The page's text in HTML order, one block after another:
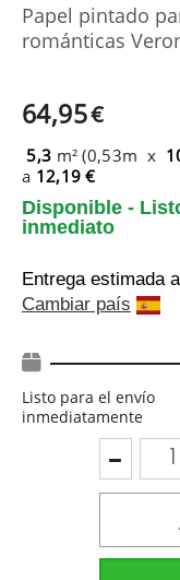
Papel pintado
románticas
64,95€
5,3 m² (0,53m x
a 12,19 €
Disponible -
inmediato
Entrega estimada
Cambiar país
Listo para el envío
inmediatamente